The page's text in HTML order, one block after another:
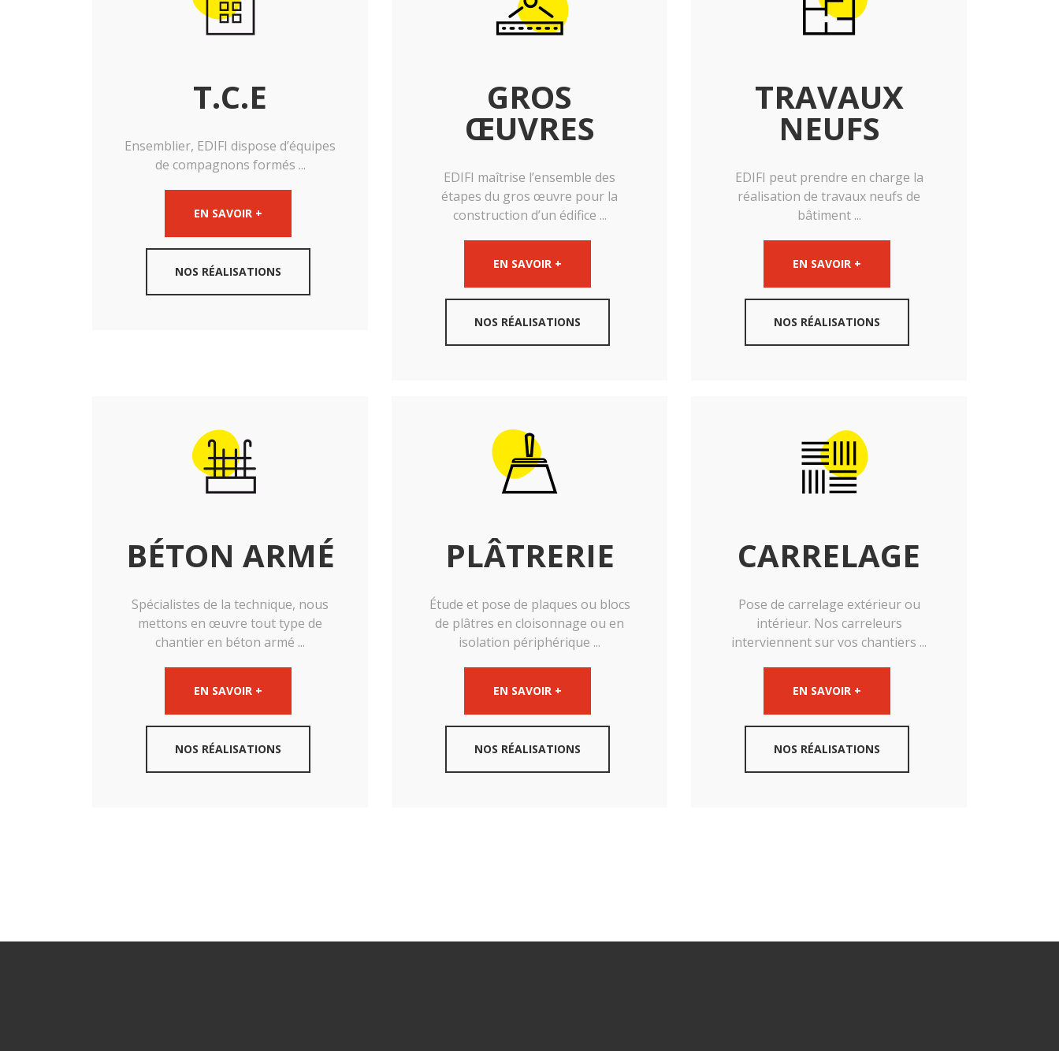
T.C.E
Ensemblier, EDIFI dispose d’équipes
de compagnons formés ...
EN SAVOIR +
NOS RÉALISATIONS
GROS
ŒUVRES
EDIFI maîtrise l’ensemble des
étapes du gros œuvre pour la
construction d’un édifice ...
EN SAVOIR +
NOS RÉALISATIONS
TRAVAUX
NEUFS
EDIFI peut prendre en charge la
réalisation de travaux neufs de
bâtiment ...
EN SAVOIR +
NOS RÉALISATIONS
BÉTON ARMÉ
Spécialistes de la technique, nous
mettons en œuvre tout type de
chantier en béton armé ...
EN SAVOIR +
NOS RÉALISATIONS
PLÂTRERIE
Étude et pose de plaques ou blocs
de plâtres en cloisonnage ou en
isolation périphérique ...
EN SAVOIR +
NOS RÉALISATIONS
CARRELAGE
Pose de carrelage extérieur ou
intérieur. Nos carreleurs
interviennent sur vos chantiers ...
EN SAVOIR +
NOS RÉALISATIONS